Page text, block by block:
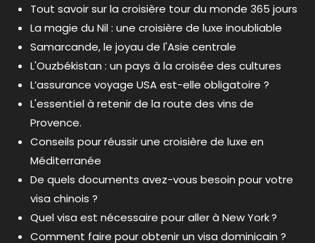
Tout savoir sur la croisière tour du monde 365 jours
La magie du Nil : une croisière de luxe inoubliable
Samarcande, le joyau de l'Asie centrale
L'Ouzbékistan : un pays à la croisée des cultures
L’assurance voyage USA est-elle obligatoire ?
L'essentiel à retenir de la route des vins de
Provence.
Conseils pour réussir une croisière de luxe en
Méditerranée
De quels documents avez-vous besoin pour votre
visa chinois ?
Quel visa est nécessaire pour aller à New York ?
Comment faire pour obtenir un visa dominicain ?